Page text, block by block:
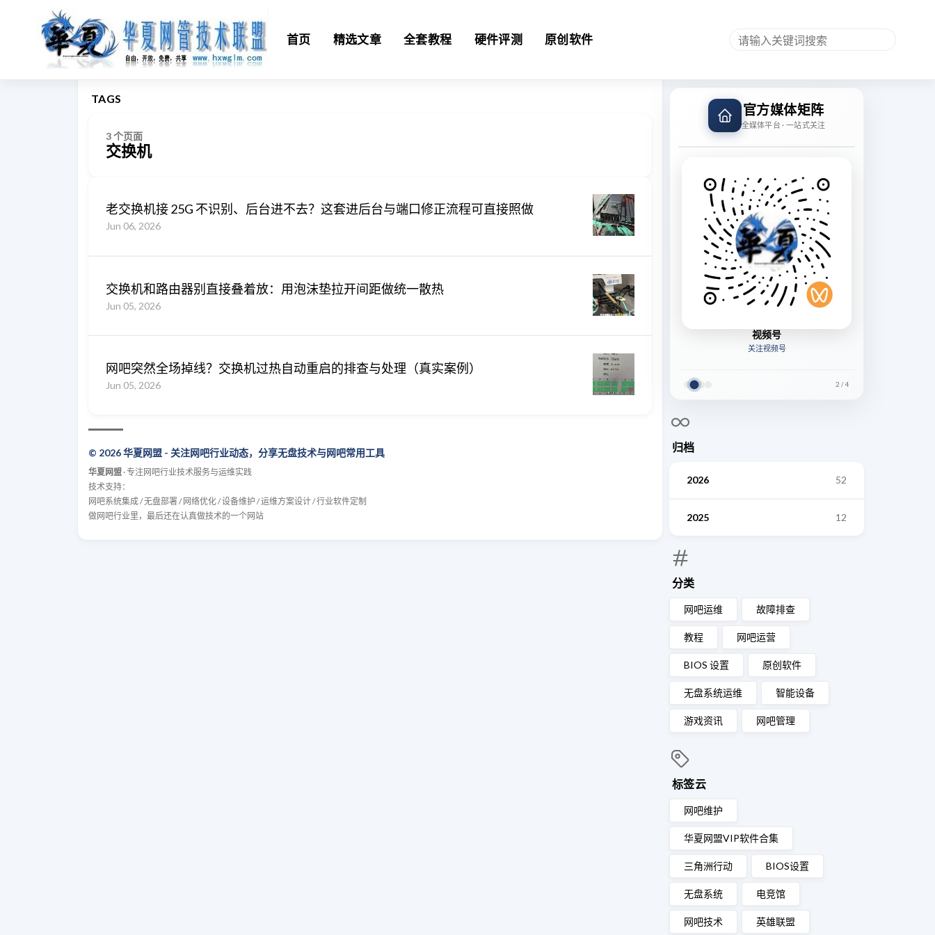
首页 精选文章 全套教程 硬件评测 原创软件
官方媒体矩阵
全媒体平台 · 一站式关注
视频号
关注视频号
2 /4
归档
2026 52
2025 12
分类
网吧运维 故障排查
教程 网吧运营
BIOS 设置 原创软件
无盘系统运维 智能设备
游戏资讯 网吧管理
标签云
网吧维护
华夏网盟VIP软件合集
三角洲行动 BIOS设置
无盘系统 电竞馆
网吧技术 英雄联盟
TAGS
3 个页面
交换机
老交换机接 25G 不识别、后台进不去？这套进后台与端口修正流程可直接照做
Jun 06, 2026
交换机和路由器别直接叠着放：用泡沫垫拉开间距做统一散热
Jun 05, 2026
网吧突然全场掉线？交换机过热自动重启的排查与处理（真实案例）
Jun 05, 2026
© 2026 华夏网盟 - 关注网吧行业动态，分享无盘技术与网吧常用工具
华夏网盟 · 专注网吧行业技术服务与运维实践
技术支持：
网吧系统集成 / 无盘部署 / 网络优化 / 设备维护 / 运维方案设计 / 行业软件定制
做网吧行业里，最后还在认真做技术的一个网站